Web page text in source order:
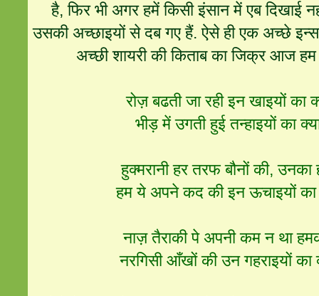
है, फिर भी अगर हमें किसी इंसान में एब दिखाई
उसकी अच्छाइयों से दब गए हैं. ऐसे ही एक अच्छे
अच्छी शायरी की किताब का जिक्र आज
रोज़ बढती जा रही इन खाइयों का
भीड़ में उगती हुई तन्हाइयों का
हुक्मरानी हर तरफ बौनों की, उनका
हम ये अपने कद की इन ऊचाइयों का
नाज़ तैराकी पे अपनी कम न था
नरगिसी आँखों की उन गहराइयों का